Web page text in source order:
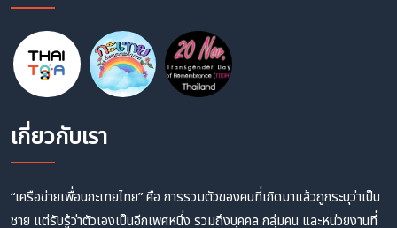
เกี่ยวกับเรา
“เครือข่ายเพื่อนกะเทยไทย” คือ การรวมตัวของคนที่เกิดมาแล้วถูกระบุว่าเป็น
ชาย แต่รับรู้ว่าตัวเองเป็นอีกเพศหนึ่ง รวมถึงบุคคล กลุ่มคน และหน่วยงานที่